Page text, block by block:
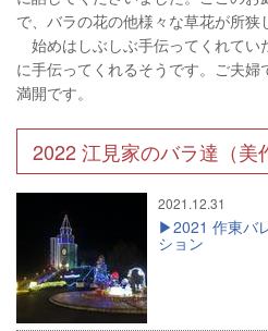
で、バラの花の他様々な草花が所狭
始めはしぶしぶ手伝ってくれてい
に手伝ってくれるそうです。ご夫
満開です。
2022 江見家のバラ達（美
2021.12.31
2021 作東バ
ション